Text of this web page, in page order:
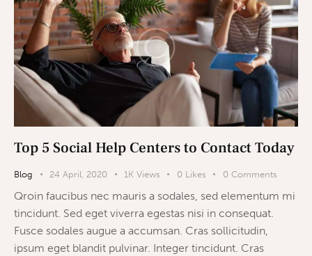
Top 5 Social Help Centers to Contact Today
Blog 24 April, 2020 1K Views 0 Likes 0 Comments
Qroin faucibus nec mauris a sodales, sed elementum mi
tincidunt. Sed eget viverra egestas nisi in consequat.
Fusce sodales augue a accumsan. Cras sollicitudin,
ipsum eget blandit pulvinar. Integer tincidunt. Cras